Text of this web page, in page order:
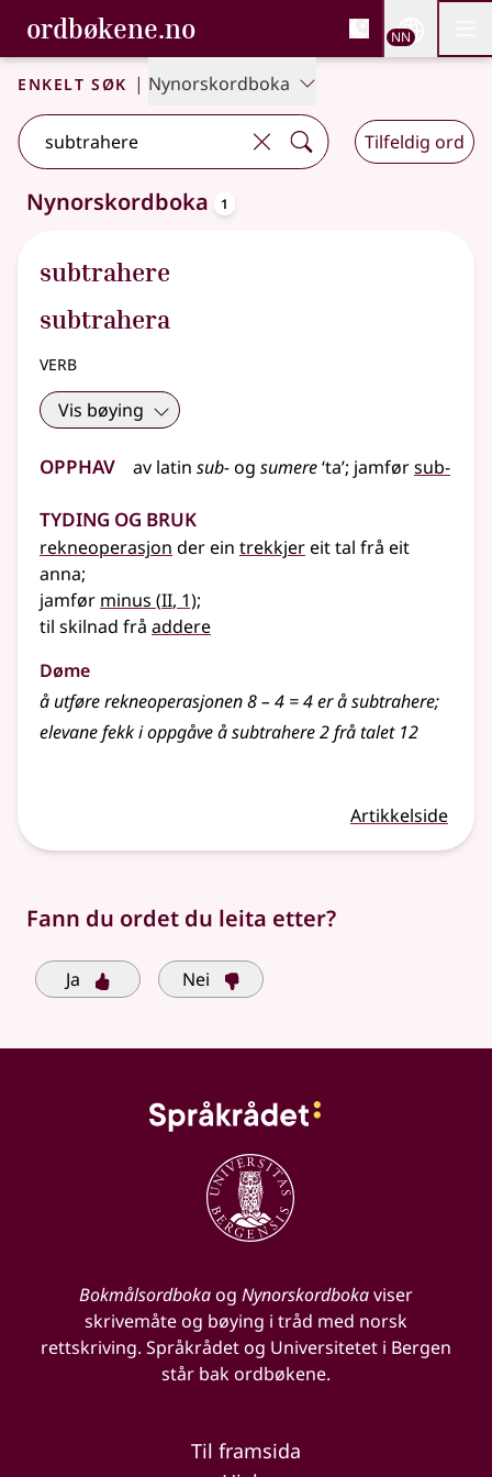
Gå til hovudinnhald
Tilgjenge
ordbøkene.no, Bokmålsordboka og
Bokmålsordboka og Nynorskordboka
NN
Enkelt søk | Nynorskordboka
Tilfeldig ord
Eitt treff.Ytterlegare søkjeforslag tilgjengelege
Nynorskordboka 1
subtrahere
subtrahera
verb
Vis bøying
Opphav av latin sub-og sumere‘ta’; jamførsub-
Tyding og bruk
rekneoperasjon der ein trekkjereit tal frå eit
anna;
jamfør minus (2
II, 1);
til skilnad frå addere
Døme
å utføre rekneoperasjonen 8 – 4 = 4 er å subtrahere;
elevane fekk i oppgåve å subtrahere 2 frå talet 12
Artikkelside
Fann du ordet du leita etter?
Ja Nei
Bokmålsordbokaog Nynorskordbokaviser
skrivemåte og bøying i tråd med norsk
rettskriving. Språkrådet og Universitetet i Bergen
står bak ordbøkene.
Til framsida